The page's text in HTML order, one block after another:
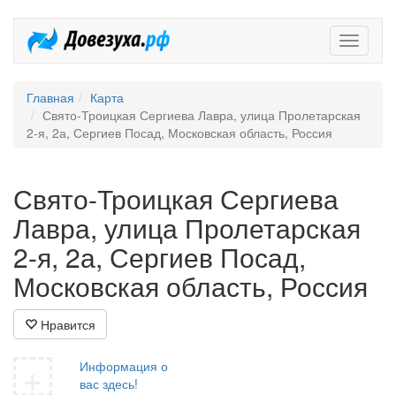
Главная
Карта
Свято-Троицкая Сергиева Лавра, улица Пролетарская
2-я, 2а, Сергиев Посад, Московская область, Россия
Свято-Троицкая Сергиева
Лавра, улица Пролетарская
2-я, 2а, Сергиев Посад,
Московская область, Россия
Нравится
Информация о
вас здесь!